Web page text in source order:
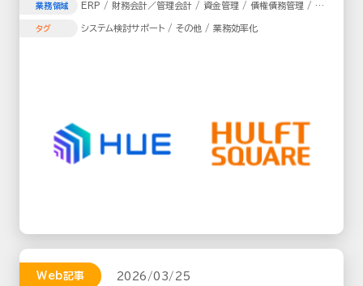
業務領域
ERP / 財務会計／管理会計 / 資金管理 / 債権債務管理 / 固
定資産 / 購買／調達管理 / 経費精算 / 不動産管理
タグ システム検討サポート / その他 / 業務効率化
Web記事 2026/03/25